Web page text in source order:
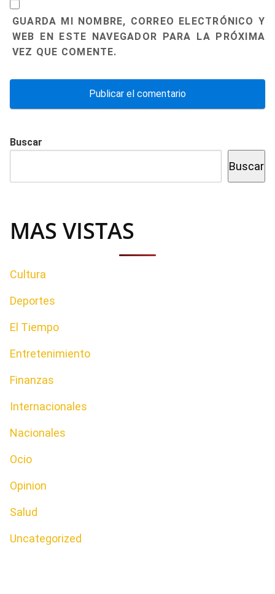
GUARDA MI NOMBRE, CORREO ELECTRÓNICO Y
WEB EN ESTE NAVEGADOR PARA LA PRÓXIMA
VEZ QUE COMENTE.
Buscar
Buscar
MAS VISTAS
Cultura
Deportes
El Tiempo
Entretenimiento
Finanzas
Internacionales
Nacionales
Ocio
Opinion
Salud
Uncategorized